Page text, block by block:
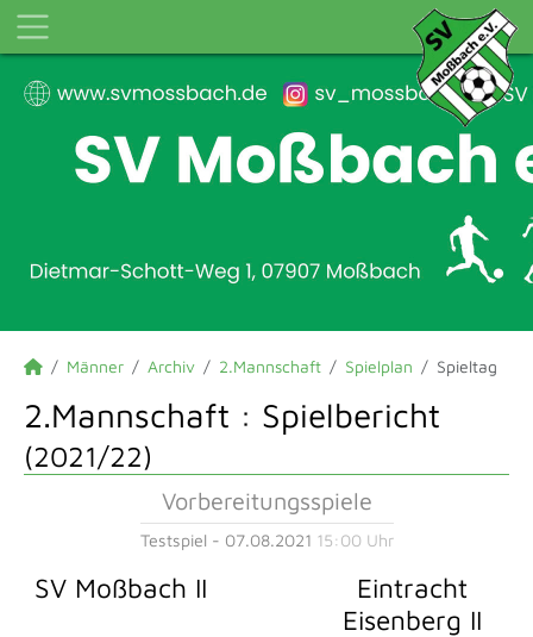
Männer Archiv 2.Mannschaft Spielplan Spieltag
2.Mannschaft : Spielbericht
(2021/22)
Vorbereitungsspiele
Testspiel - 07.08.2021 15:00 Uhr
SV Moßbach II
Eintracht
Eisenberg II